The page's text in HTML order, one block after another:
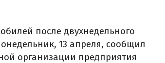
после двухнедельного
13 апреля, сообщил
организации предприятия